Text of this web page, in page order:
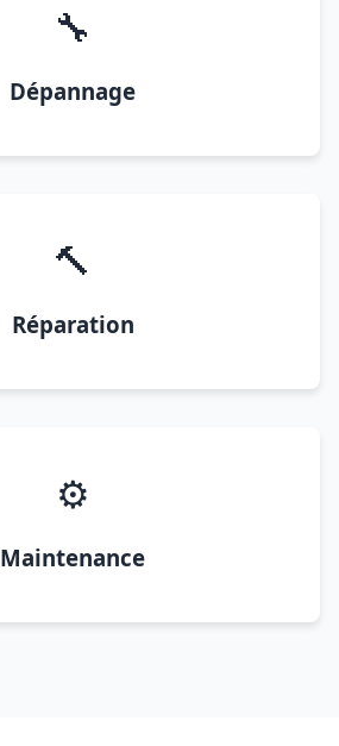
🔧
Dépannage
🔨
Réparation
⚙️
Maintenance